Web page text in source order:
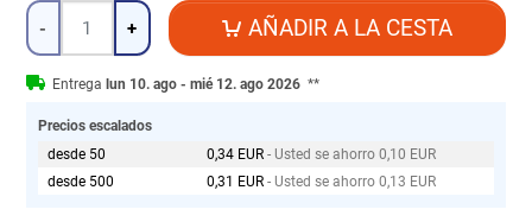
Cantidad
- + AÑADIR A LA CESTA
Entrega lun 10. ago - mié 12. ago 2026 **
Precios escalados
desde 50
0,34 EUR - Usted se ahorro 0,10 EUR
desde 500
0,31 EUR - Usted se ahorro 0,13 EUR